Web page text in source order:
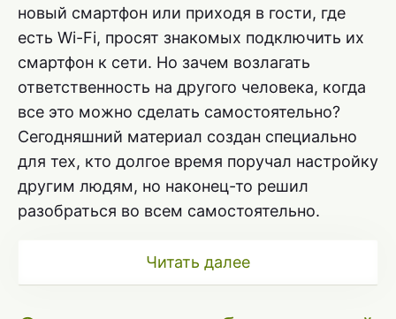
новый смартфон или приходя в гости, где
есть Wi-Fi, просят знакомых подключить их
смартфон к сети. Но зачем возлагать
ответственность на другого человека, когда
все это можно сделать самостоятельно?
Сегодняшний материал создан специально
для тех, кто долгое время поручал настройку
другим людям, но наконец-то решил
разобраться во всем самостоятельно.
Читать далее